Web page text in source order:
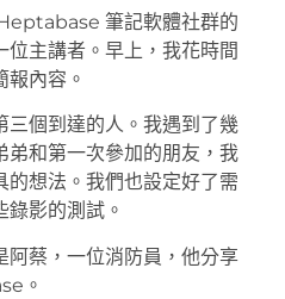
筆記軟體社群的
主講者。早上，我花時間
內容。
三個到達的人。我遇到了幾
弟和第一次參加的朋友，我
想法。我們也設定好了需
影的測試。
阿蔡，一位消防員，他分享
。